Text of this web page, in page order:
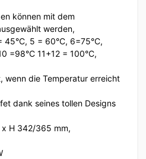
können mit dem
werden,
45°C, 5 = 60°C, 6=75°C,
=98°C 11+12 = 100°C,
wenn die Temperatur erreicht
dank seines tollen Designs
H 342/365 mm,